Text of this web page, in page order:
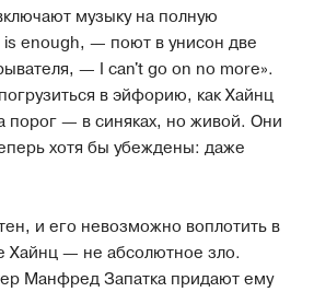
музыку на полную
is enough, — поют в унисон две
— I can't go on no more».
в эйфорию, как Хайнц
порог — в синяках, но живой. Они
хотя бы убеждены: даже
и его невозможно воплотить в
Хайнц — не абсолютное зло.
Манфред Запатка придают ему